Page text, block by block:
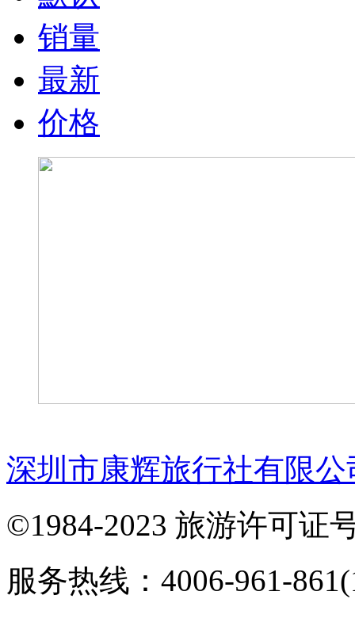
销量
最新
价格
深圳市康辉旅行社有限
©1984-2023 旅游许可证
服务热线：4006-961-